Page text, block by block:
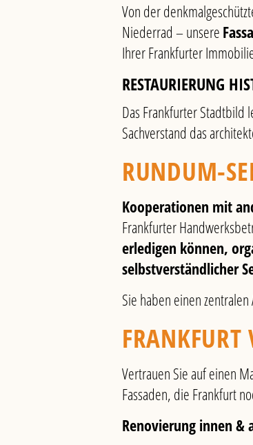
Von der
Niederrad – unsere
Ihrer Frankfurter
RESTAURIERUNG
Das Frankfurter Stadtbild
Sachverstand das
RUNDUM-
Kooperationen mit
Frankfurter
erledigen können,
selbstverständlicher
Sie haben einen
Vertrauen Sie auf einen
Fassaden, die Frankfurt
Renovierung innen &